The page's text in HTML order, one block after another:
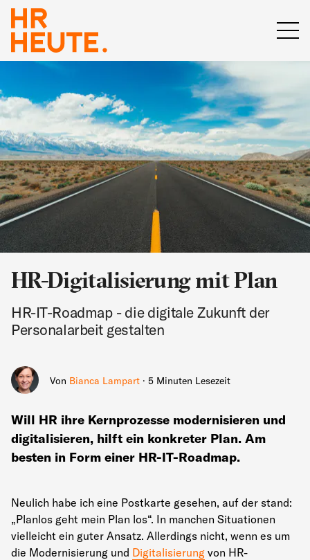
HR-Digitalisierung mit Plan
HR-IT-Roadmap - die digitale Zukunft der
Personalarbeit gestalten
Von Bianca Lampart · 5 Minuten Lesezeit
Will HR ihre Kernprozesse modernisieren und
digitalisieren, hilft ein konkreter Plan. Am
besten in Form einer HR-IT-Roadmap.
Neulich habe ich eine Postkarte gesehen, auf der stand:
„Planlos geht mein Plan los“. In manchen Situationen
vielleicht ein guter Ansatz. Allerdings nicht, wenn es um
die Modernisierung und Digitalisierung von HR-